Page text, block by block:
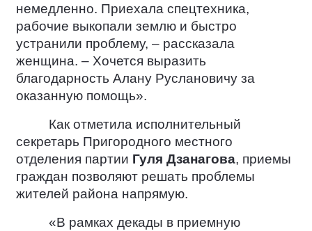
немедленно. Приехала спецтехника,
рабочие выкопали землю и быстро
устранили проблему, – рассказала
женщина. – Хочется выразить
благодарность Алану Руслановичу за
оказанную помощь».
Как отметила исполнительный
секретарь Пригородного местного
отделения партии Гуля Дзанагова, приемы
граждан позволяют решать проблемы
жителей района напрямую.
«В рамках декады в приемную